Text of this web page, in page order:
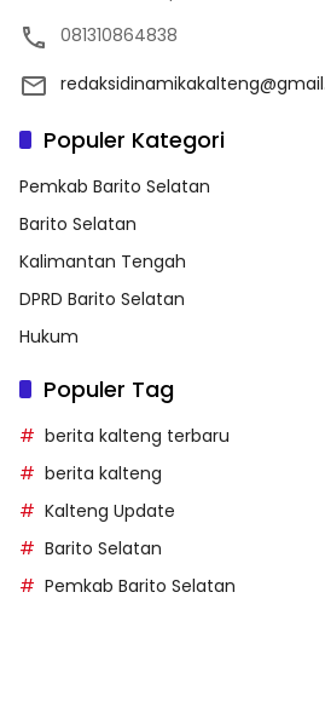
081310864838
Populer Kategori
Pemkab Barito Selatan
Barito Selatan
Kalimantan Tengah
DPRD Barito Selatan
Hukum
Populer Tag
berita kalteng terbaru
berita kalteng
Kalteng Update
Barito Selatan
Pemkab Barito Selatan